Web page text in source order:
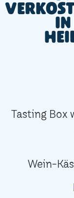
Tasting Box
Wein-